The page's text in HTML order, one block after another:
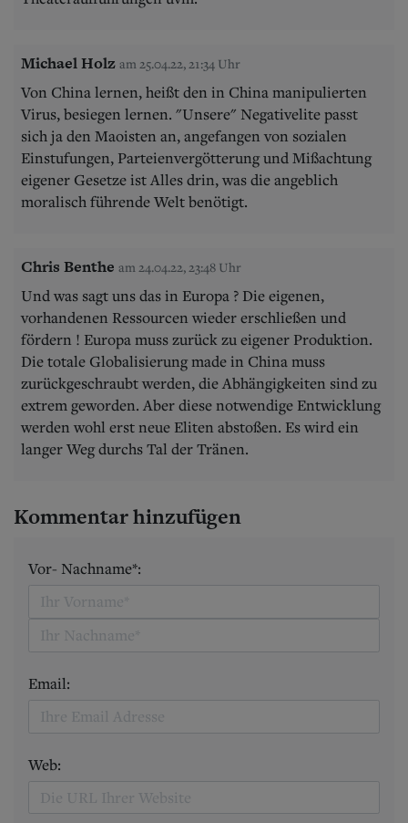
Michael Holz am 25.04.22, 21:34 Uhr
Von China lernen, heißt den in China manipulierten
Virus, besiegen lernen. "Unsere" Negativelite passt
sich ja den Maoisten an, angefangen von sozialen
Einstufungen, Parteienvergötterung und Mißachtung
eigener Gesetze ist Alles drin, was die angeblich
moralisch führende Welt benötigt.
Chris Benthe am 24.04.22, 23:48 Uhr
Und was sagt uns das in Europa ? Die eigenen,
vorhandenen Ressourcen wieder erschließen und
fördern ! Europa muss zurück zu eigener Produktion.
Die totale Globalisierung made in China muss
zurückgeschraubt werden, die Abhängigkeiten sind zu
extrem geworden. Aber diese notwendige Entwicklung
werden wohl erst neue Eliten abstoßen. Es wird ein
langer Weg durchs Tal der Tränen.
Kommentar hinzufügen
Vor- Nachname*:
Email:
Web: